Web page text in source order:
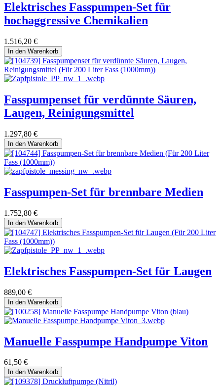
Elektrisches Fasspumpen-Set für
hochaggressive Chemikalien
1.516,20 €
In den Warenkorb
Fasspumpenset für verdünnte Säuren,
Laugen, Reinigungsmittel
1.297,80 €
In den Warenkorb
Fasspumpen-Set für brennbare Medien
1.752,80 €
In den Warenkorb
Elektrisches Fasspumpen-Set für Laugen
889,00 €
In den Warenkorb
Manuelle Fasspumpe Handpumpe Viton
61,50 €
In den Warenkorb